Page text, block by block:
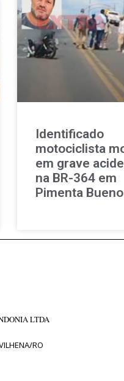
Identificado
motociclista
em grave
na BR-364 em
Pimenta Bueno
LTDA
RO